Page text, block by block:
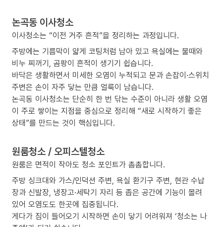
논곡동 이사청소
이사청소는 “이전 거주 흔적”을 정리하는 과정입니다.
주방에는 기름막이 얇게 코팅처럼 남아 있고 욕실에는 물때와
비누 찌꺼기, 곰팡이 흔적이 생기기 쉽습니다.
바닥은 생활하면서 미세한 오염이 누적되고 문과 손잡이·스위치
주변은 손이 자주 닿는 만큼 얼룩이 남습니다.
논곡동 이사청소는 단순히 한 번 닦는 수준이 아니라 생활 오염
이 주로 쌓이는 지점을 중심으로 정리해 “새로 시작하기 좋은
상태”를 만드는 것이 핵심입니다.
원룸청소 / 오피스텔청소
원룸은 면적이 작아도 청소 포인트가 촘촘합니다.
주방 싱크대와 가스/인덕션 주변, 욕실 환기구 주변, 현관 수납
장과 신발장, 냉장고·세탁기 자리 등 좁은 공간에 기능이 몰려
있어 오염도도 한곳에 집중됩니다.
게다가 짐이 들어오기 시작하면 손이 닿기 어려워져 ‘청소는 나